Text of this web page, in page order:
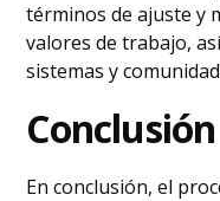
términos de ajuste y
valores de trabajo,
sistemas y
Conclusión
En conclusión, el